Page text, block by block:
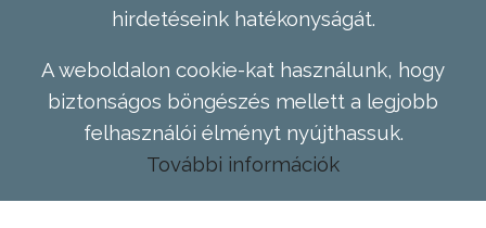
hirdetéseink hatékonyságát.
A weboldalon cookie-kat használunk, hogy
biztonságos böngészés mellett a legjobb
felhasználói élményt nyújthassuk.
További információk